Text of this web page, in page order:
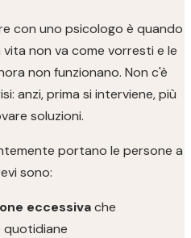
con uno psicologo è quando
non va come vorresti e le
non funzionano. Non c'è
anzi, prima si interviene, più
soluzioni.
portano le persone a
sono:
eccessivache
quotidiane